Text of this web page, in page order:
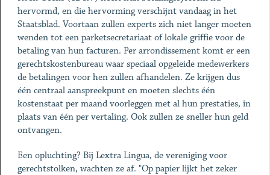
hervormd, en die hervorming verschijnt vandaag in het
Staatsblad. Voortaan zullen experts zich niet langer moeten
wenden tot een parketsecretariaat of lokale griffie voor de
betaling van hun facturen. Per arrondissement komt er een
gerechtskostenbureau waar speciaal opgeleide medewerkers
de betalingen voor hen zullen afhandelen. Ze krijgen dus
één centraal aanspreekpunt en moeten slechts één
kostenstaat per maand voorleggen met al hun prestaties, in
plaats van één per vertaling. Ook zullen ze sneller hun geld
ontvangen.
Een opluchting? Bij Lextra Lingua, de vereniging voor
gerechtstolken, wachten ze af. "Op papier lijkt het zeker